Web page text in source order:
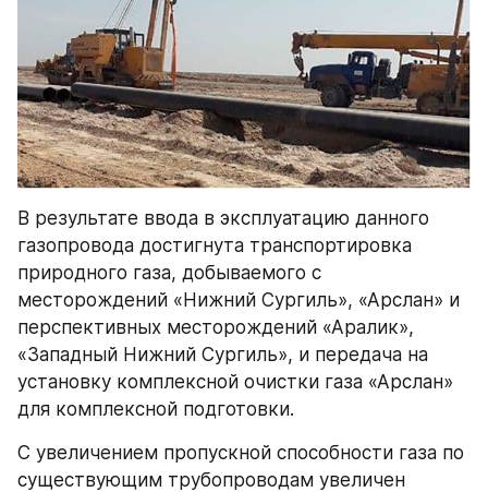
В результате ввода в эксплуатацию данного
газопровода достигнута транспортировка
природного газа, добываемого с
месторождений «Нижний Сургиль», «Арслан» и
перспективных месторождений «Аралик»,
«Западный Нижний Сургиль», и передача на
установку комплексной очистки газа «Арслан»
для комплексной подготовки.
С увеличением пропускной способности газа по
существующим трубопроводам увеличен